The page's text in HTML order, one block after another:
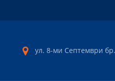
ул. 8-ми Септември